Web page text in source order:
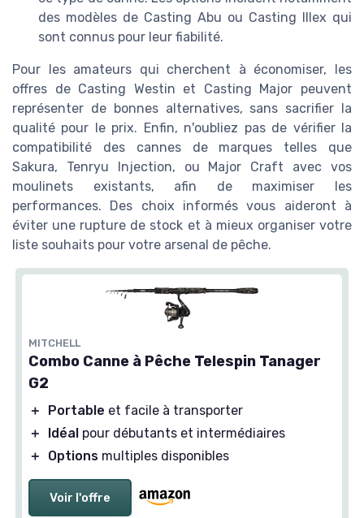
des modèles de Casting Abu ou Casting Illex qui
sont connus pour leur fiabilité.
Pour les amateurs qui cherchent à économiser, les
offres de Casting Westin et Casting Major peuvent
représenter de bonnes alternatives, sans sacrifier la
qualité pour le prix. Enfin, n'oubliez pas de vérifier la
compatibilité des cannes de marques telles que
Sakura, Tenryu Injection, ou Major Craft avec vos
moulinets existants, afin de maximiser les
performances. Des choix informés vous aideront à
éviter une rupture de stock et à mieux organiser votre
liste souhaits pour votre arsenal de pêche.
MITCHELL
Combo Canne à Pêche Telespin Tanager
G2
＋ Portable et facile à transporter
＋
Idéal pour débutants et intermédiaires
＋
Options multiples disponibles
Voir l'offre